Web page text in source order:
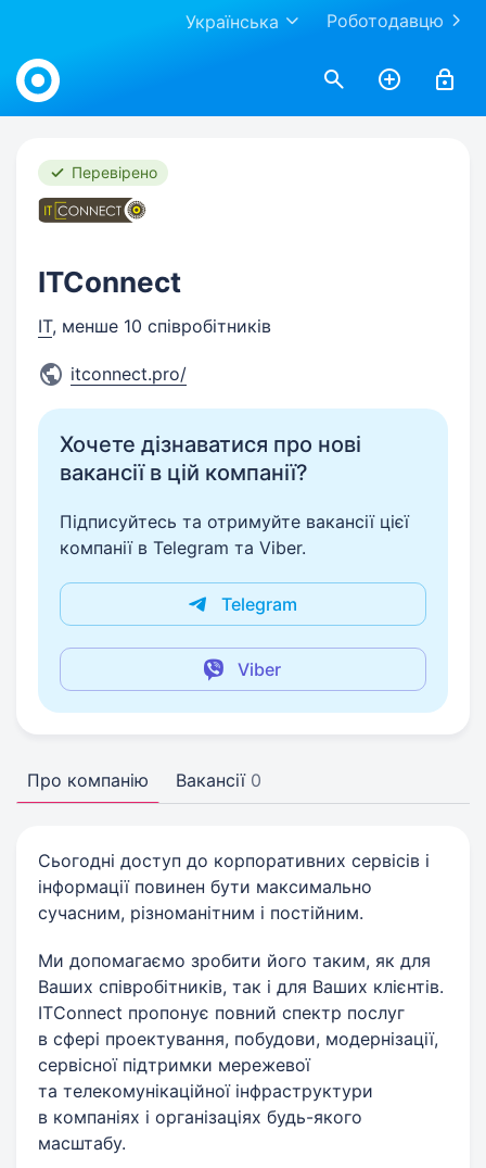
Роботодавцю
Українська
Work.ua
Перевірено
ITConnect
IT, менше 10 співробітників
itconnect.pro/
Хочете дізнаватися про нові
вакансії в цій компанії?
Підписуйтесь та отримуйте вакансії цієї
компанії в Telegram та Viber.
Telegram
Viber
Про компанію Вакансії 0
Сьогодні доступ до корпоративних сервісів і
інформації повинен бути максимально
сучасним, різноманітним і постійним.
Ми допомагаємо зробити його таким, як для
Ваших співробітників, так і для Ваших клієнтів.
ITConnect пропонує повний спектр послуг
в сфері проектування, побудови, модернізації,
сервісної підтримки мережевої
та телекомунікаційної інфраструктури
в компаніях і організаціях будь-якого
масштабу.